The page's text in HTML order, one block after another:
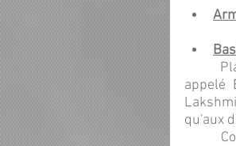
appelé
qu'aux